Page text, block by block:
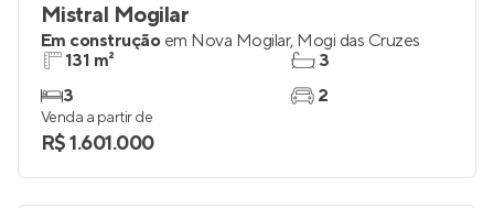
Mistral Mogilar
Em construção em Nova Mogilar, Mogi das Cruzes
131 m²
3
3
2
Venda a partir de
R$ 1.601.000